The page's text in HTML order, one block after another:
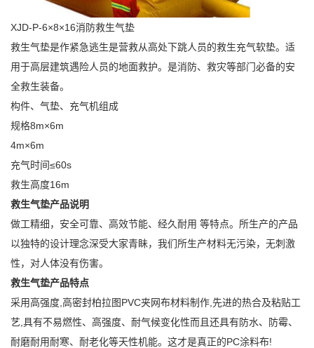
XJD-P-6×8×16消防救生气垫
救生气垫是作紧急逃生是营救从高处下跳人员的救生充气软垫。适
用于高层建筑遇险人员的地面救护。是消防、救灾等部门必备的安
全救生装备。
构件、气垫、充气机组成
规格8m×6m
4m×6m
充气时间≤60s
救生高度16m
救生气垫产品说明
做工精细，安全可靠、高效节能、经久耐用 等特点。所生产的产品
以独特的设计理念深受大家青眛，我们所生产材料无污染，无刺激
性，对人体没有伤害。
救生气垫产品特点
采用高强度,高密封柏拉图PVC夹网布材料制作,先进的热合及粘贴工
艺,具有不易燃性、高强度、耐气候变化性而且还具有防水、防霉、
耐磨耐用耐寒、耐老化等天性机能。这才是真正的PC涂料布!